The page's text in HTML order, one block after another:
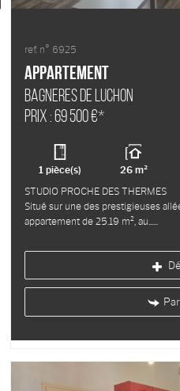
ref. n° 6925
Appartement
BAGNERES DE LUCHON
Prix : 69 500 €*
1 pièce(s)
26 m²
STUDIO PROCHE DES THERMES
Situé sur une des prestigieuses
appartement de 25.19 m², au...